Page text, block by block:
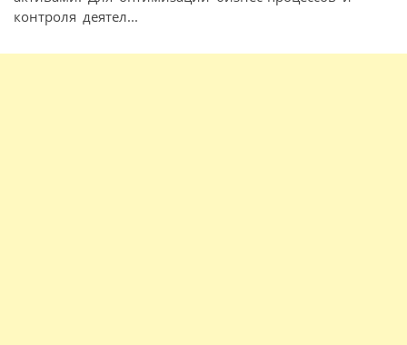
контроля деятел...